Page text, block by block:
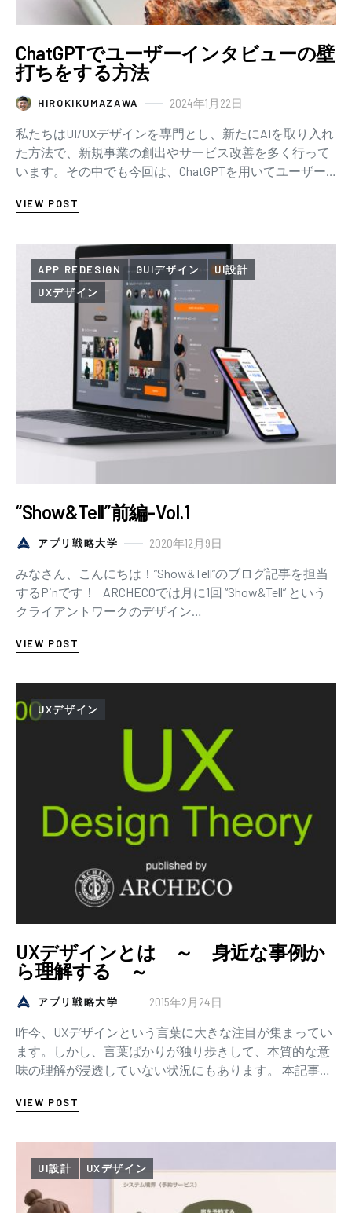
ChatGPTでユーザーインタビューの壁
打ちをする方法
HIROKIKUMAZAWA 2024年1月22日
私たちはUI/UXデザインを専門とし、新たにAIを取り入れ
た方法で、新規事業の創出やサービス改善を多く行って
います。その中でも今回は、ChatGPTを用いてユーザー
VIEW POST
APP REDESIGN GUIデザイン
UI設計
UXデザイン
“Show&Tell”前編-Vol.1
アプリ戦略大学 2020年12月9日
みなさん、こんにちは！”Show&Tell”のブログ記事を担当
するPinです！ ARCHECOでは月に1回 “Show&Tell” という
クライアントワークのデザイン…
VIEW POST
UXデザイン
UXデザインとは ～ 身近な事例か
ら理解する ～
アプリ戦略大学 2015年2月24日
昨今、UXデザインという言葉に大きな注目が集まってい
ます。しかし、言葉ばかりが独り歩きして、本質的な意
味の理解が浸透していない状況にもあります。 本記事で
VIEW POST
UI設計 UXデザイン